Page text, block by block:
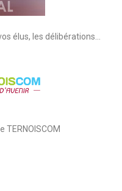
élus, les délibérations…
TERNOISCOM